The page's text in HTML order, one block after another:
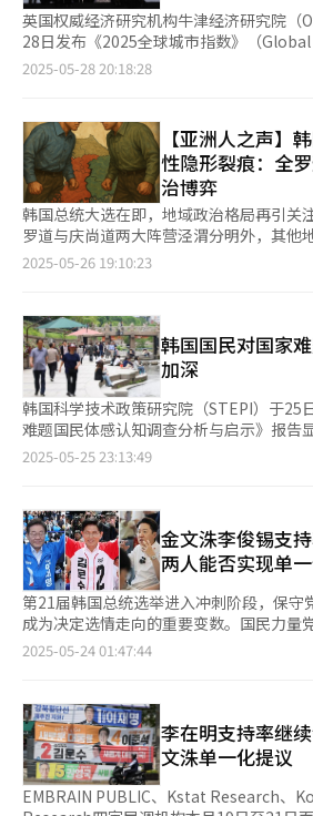
戒严、弹劾、提前大选等一系列事件造
李在明欲通过对中间选民吸引力较大的政
绪的领导人”的形象。 金文洙则高举“反李在明”旗帜，全力集
结保守层并争取中间选民。在强调自身清
激发选民反感情绪。 李俊锡则主打有别于老牌政治人物的年轻路
线，主攻年轻选民的同时将李在明和金
力”和“内乱势力”的标签，试图打破两党政治
阵营间的负面攻防也日益升级，在最后一
提李在明长子此前的涉女性不当言论，引
锡要求李在明对此道歉并持续施压，李
是我的过错”，但同时称对方夸大歪曲内
进行应对。 亲民主党的政治评论家柳时敏日前对金文洙夫人薛兰
鲁是我失误，绝没有贬低女性或劳动者的
意图借助李俊锡和柳时敏的失误来逆转选
间围绕上述争议集中进行攻击，并就李在
向检方进行举报。 李俊锡坚持参选拒绝单一化，令国民力量党试
图扭转颓势的整合候选人计划泡汤，国民
现单一化”来集结保守阵营，喊出“现在
锡”的口号希望刺激李俊锡支持层“丢车保帅”。
以“为了未来请投我一票”为口号，竞选
整合变数保持戒备。共同民主党方面表示
在正式投票前最后一刻戏剧性地宣布整合
促李在明支持者投票的策略。
英国权威经济研究机构牛津经济研究院
28日发布《2025全球城市指数》（
示，韩国首尔在全球1000个城市中综合排
质量等方面仍存在明显不足。 据悉，该指数采用多维度评估体
系，从经济实力、人力资本、生活质量、
能力五大核心领域，基于去年权威数据进
榜单中，美国纽约、英国伦敦和法国巴黎
城市在全球格局中的领先地位。 首尔在本年度评估中呈显著进
步。具体来看，经济领域（包括GDP规模
球第18位。报告分析指出，虽然首尔拥有
经济体系，但受制于近期经济增长乏力及
位居全球第5位。首尔聚集高等教育机构和
领域评价颇高。然而，在生活质量（第
147位）、环境（第514位）等领域，得
市发展的主要短板。 在生活质量方面，居高不下的住房价格与供
给不足成主要制约因素。环境方面，因空
常现象频发而评价低迷。治理能力方面，
荡对评分产生负面影响。 牛津经济研究院指出，韩国自民主化转
型以来长期保持政治稳定，但前总统尹锡
度不仅将直接影响治理排名，更可能对城
远影响。 在亚洲城市中，日本东京以第9名位居高位，中国香港排
名第72位，深圳与北京分别位列第134位
要城市中，釜山排名第281位，全州第314
第328位，清州第332位，大田第341位。 据悉，全球前十强城市
中有八席与去年保持一致，纽约与伦敦已
年来，首尔在多项国际城市评选中均保持
在3月发布的《全球金融中心指数》（
力。
2025-05-28 20:18:28
【亚洲人之声】
性隐形裂痕：全
治博弈
韩国总统大选在即，地域政治格局再引关
罗道与庆尚道两大阵营泾渭分明外，其他
势均力敌。这种独特的政治地理现象，折
会文化认同差异等多维度的结构性对立。 地域矛盾的源头可追溯
至朝鲜王朝的“南人党争”。全罗道作为
在17世纪后期惨遭肃清，自此被排除在权
毗邻旧都庆州，长期把持着官僚体系的重要地位。 日
时期，结构性差异进一步加剧。日本殖民
尚道优先兴建港口、铁路与轻工业，釜山
代工业重镇。而全罗道仍以农业为主，现
工业区，为后来的经济差距埋下伏笔。 韩国建国初期的政治格局
政权资源倾斜倾向显著。此后，朴正熙、
北道出身的军人总统相继执政数十年，形
力垄断体系。蔚山、浦项、釜山等庆尚道
基地，获得大规模的基础设施投资与政策
与经济腾飞。反之，全罗道被边缘化，导
资匮乏，逐渐沦为韩国工业化进程中的“发展盲
发的“光州民主化运动”是地域情绪彻底撕
反对军事政权而被血腥镇压，在全罗道人
以庆尚道为代表的保守政权之间的政治裂痕难以弥
形成结构性分裂格局。庆尚道普遍支持保
济发展；而全罗道则长期支持进步派，追
这种“投票地图”的对立逐渐演变为选举中
化与性格差异也加深了误解。全罗道人语
达，但往往被误解为“不直接”“话多”；
2025-05-26 19:10:23
韩国国民对国家
加深
韩国科学技术政策研究院（STEPI）于25
难题国民体感认知调查分析与启示》报告
国民对国家难题的体感压力呈明显上升趋
重大挑战的全局性议题。该报告通过对
并对1000名成年人展开问卷调查的双轨
国当前亟待解决的十大国家性难题。调研
注焦点已发生显著转变，从以往聚焦经济
逐步扩展到社会安全风险、公共卫生危机
社会面临多元挑战。 具体来看，“人口结构变化”议题连续两年
位居国家难题首位。“假新闻与网络攻击
社会不安”从去年的第五位跃升至第二位
不稳定造成的民生压力”紧随其后，位列
的是，“因朝野对立与新型传染病等引发
围即位列第五，反映出该议题在当前社会环
外，“地缘政治危机”等国际局势问题较去
八。在针对29名青年群体的专项情绪调查
时表现出明显的情绪差异。对“人口结
2025-05-25 23:13:49
金文洙李俊锡支
两人能否实现单
第21届韩国总统选举进入冲刺阶段，保守
成为决定选情走向的重要变数。国民力量
党候选人李俊锡的支持率在近来各机构民
方面对国民力量党提出的合并候选人仍表
对李俊锡展开劝说的同时也打出“自强”
李俊锡的支持率之和接近李在明，并不足
理由。即使实现候选人合并，李俊锡的核
金文洙仍存疑。 国民力量党计划在金文洙支持率上升的基础上，
2025-05-24 01:47:44
李在明支持率继
文洙单一化提议
EMBRAIN PUBLIC、Kstat Research、